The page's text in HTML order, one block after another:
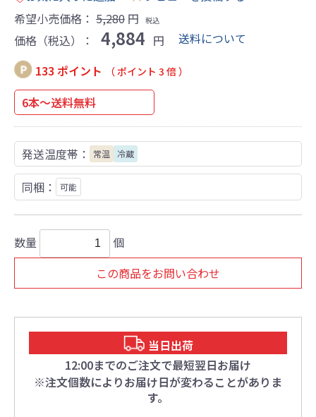
希望小売価格： 5,280 円 税込
価格（税込）： 4,884 円
送料について
133 ポイント
（ ポイント 3 倍 ）
6本～送料無料
発送温度帯： 常温 冷蔵
同梱： 可能
数量
個
この商品をお問い合わせ
当日出荷
12:00までのご注文で最短翌日お届け
※注文個数によりお届け日が変わることがありま
す。